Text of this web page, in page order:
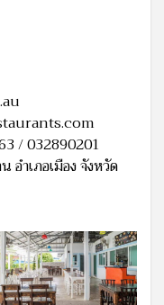
/ 032890201
อำเภอเมือง จังหวัด